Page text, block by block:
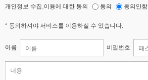
개인정보 수집,이용에 대한 동의 동의 동의안함
* 동의하셔야 서비스를 이용하실 수 있습니다.
이름 비밀번호